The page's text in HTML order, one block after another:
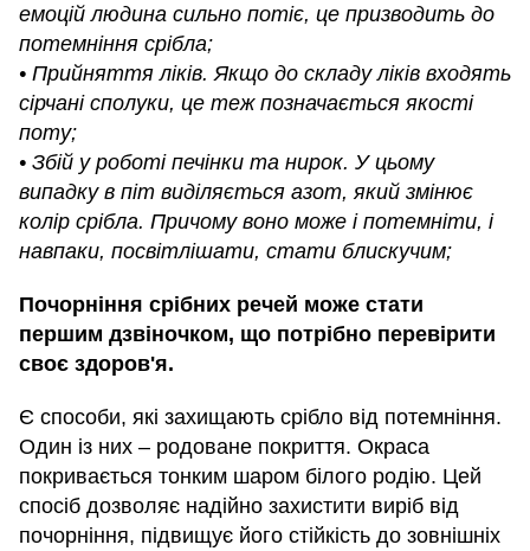
емоцій людина сильно потіє, це призводить до
потемніння срібла;
• Прийняття ліків. Якщо до складу ліків входять
сірчані сполуки, це теж позначається якості
поту;
• Збій у роботі печінки та нирок. У цьому
випадку в піт виділяється азот, який змінює
колір срібла. Причому воно може і потемніти, і
навпаки, посвітлішати, стати блискучим;
Почорніння срібних речей може стати
першим дзвіночком, що потрібно перевірити
своє здоров'я.
Є способи, які захищають срібло від потемніння.
Один із них – родоване покриття. Окраса
покривається тонким шаром білого родію. Цей
спосіб дозволяє надійно захистити виріб від
почорніння, підвищує його стійкість до зовнішніх